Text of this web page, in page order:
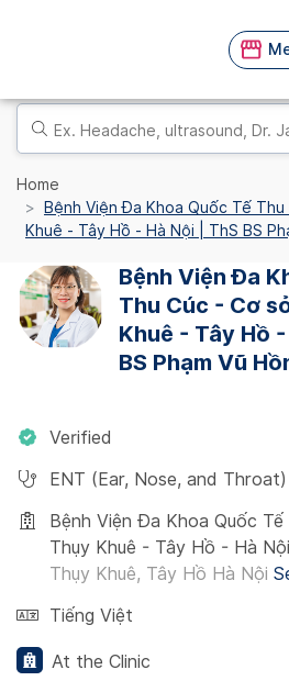
Home
Bệnh Viện Đa Khoa Quốc Tế
Khuê - Tây Hồ - Hà Nội | ThS BS
Bệnh Viện Đa
Thu Cúc - Cơ
Khuê - Tây Hồ
BS Phạm Vũ
Verified
ENT (Ear, Nose, and Throat)
Bệnh Viện Đa Khoa Quốc
Thụy Khuê - Tây Hồ - Hà Nội
Thụy Khuê, Tây Hồ Hà Nội
Tiếng Việt
At the Clinic